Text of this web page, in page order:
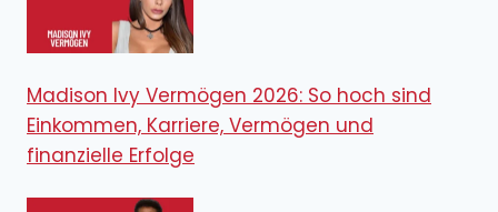
Madison Ivy Vermögen 2026: So hoch sind
Einkommen, Karriere, Vermögen und
finanzielle Erfolge